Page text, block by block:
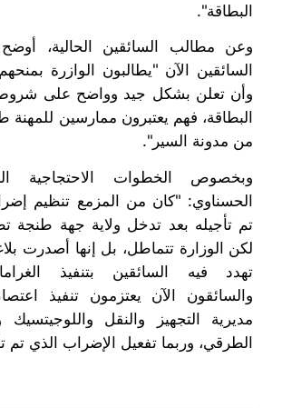
البطاقة".
وعن مطالب السائقين الحالية،
السائقين الآن "يطالبون الوازرة
وأن تعلن بشكل جيد وواضح على
من مدونة السير".
وبخصوص الخطوات الاحتجاجية
الحسناوي: "كان من المزمع تنظيم
تم تأجيله بعد تدخل ولاية جهة طنجة
لكن الوزارة تتماطل، بل إنها أصدرت
تهدد فيه السائقين بتنفيذ
والسائقون الآن يعتزمون تنفيذ
مديرية التجهيز والنقل
الطرقي، وربما تفعيل الإضراب الذي تم